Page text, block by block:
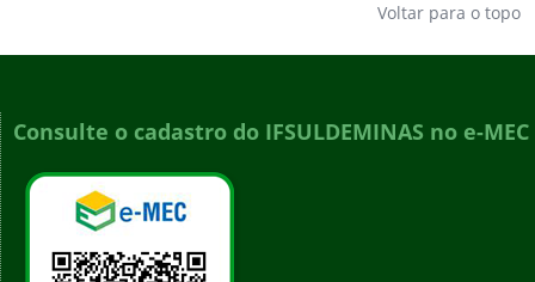
Voltar para o topo
Consulte o cadastro do IFSULDEMINAS no e-MEC